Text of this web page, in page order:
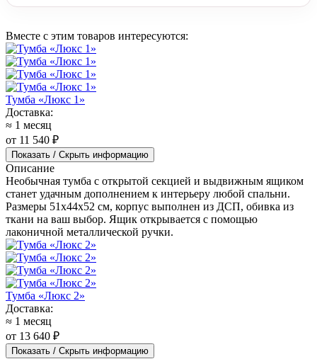
Вместе с этим товаров интересуются:
Тумба «Люкс 1»
Доставка:
≈ 1 месяц
от 11 540 ₽
Показать / Скрыть информацию
Описание
Необычная тумба с открытой секцией и выдвижным ящиком
станет удачным дополнением к интерьеру любой спальни.
Размеры 51x44x52 см, корпус выполнен из ДСП, обивка из
ткани на ваш выбор. Ящик открывается с помощью
лаконичной металлической ручки.
Тумба «Люкс 2»
Доставка:
≈ 1 месяц
от 13 640 ₽
Показать / Скрыть информацию